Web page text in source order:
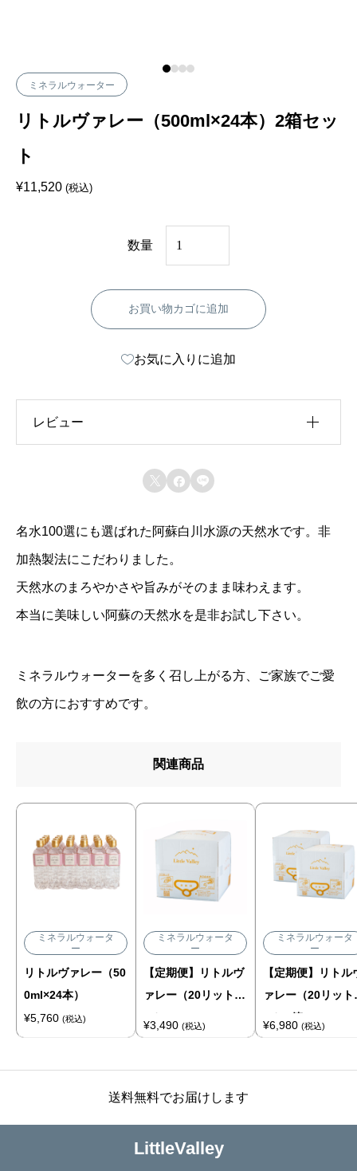
ミネラルウォーター
リトルヴァレー（500ml×24本）2箱セッ
ト
¥11,520 (税込)
ト
ル
ヴ
レ
5
0
0
4
）
ッ
数量
お買い物カゴに追加
お気に入りに追加
レビュー
レビュー投稿には、会員登録が必要です。
会員登録する
  
名水100選にも選ばれた阿蘇白川水源の天然水です。非
加熱製法にこだわりました。
天然水のまろやかさや旨みがそのまま味わえます。
本当に美味しい阿蘇の天然水を是非お試し下さい。
ミネラルウォーターを多く召し上がる方、ご家族でご愛
飲の方におすすめです。
関連商品
ミネラルウォータ
ー
リトルヴァレー（50
0ml×24本）
¥5,760 (税込)
ミネラルウォータ
ー
【定期便】リトルヴ
ァレー（20リット
ル）
¥3,490 (税込)
ミネラルウォータ
ー
【定期便】リトル
ァレー（20リット
ル）2箱
¥6,980 (税込)
送料無料でお届けします
LittleValley